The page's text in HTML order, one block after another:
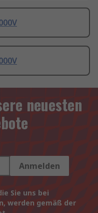
neuesten
Anmelden
Sie uns bei
werden gemäß der